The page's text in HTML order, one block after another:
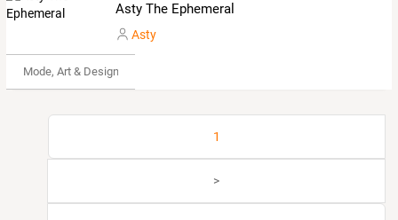
Asty The Ephemeral
Asty
Mode, Art & Design
1
>